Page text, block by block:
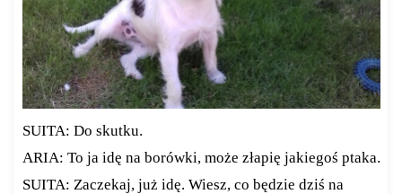
SUITA: Do skutku.
ARIA: To ja idę na borówki, może złapię jakiegoś ptaka.
SUITA: Zaczekaj, już idę. Wiesz, co będzie dziś na